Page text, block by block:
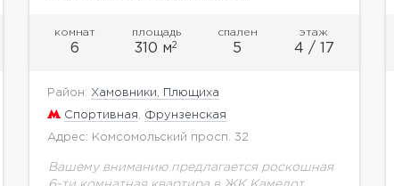
комнат
6
площадь
310 м2
спален
5
этаж
4 / 17
Район: Хамовники, Плющиха
Спортивная Фрунзенская
Адрес: Комсомольский просп. 32
Вашему вниманию предлагается роскошная